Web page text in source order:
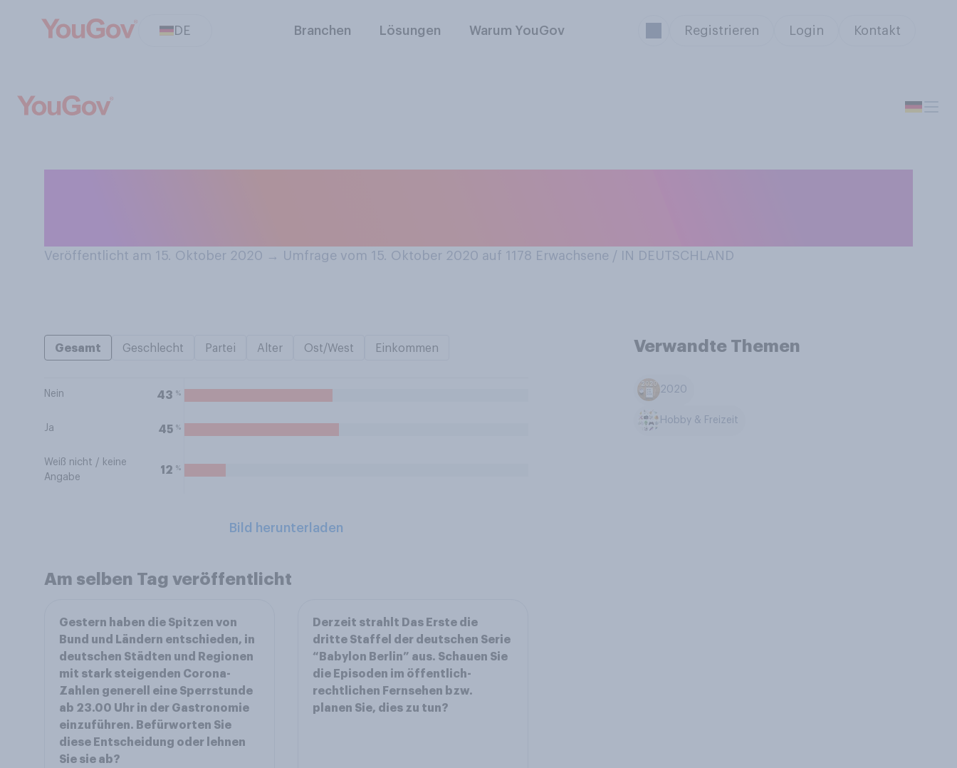
DE Branchen Lösungen Warum YouGov Registrieren Login Kontakt
Veröffentlicht am 15. Oktober 2020 → Umfrage vom 15. Oktober 2020 auf 1178 Erwachsene / IN DEUTSCHLAND
Gesamt Geschlecht Partei Alter Ost/West Einkommen
Nein 43 %
Ja 45 %
Weiß nicht / keine
Angabe
12 %
Bild herunterladen
Verwandte Themen
2020
Hobby & Freizeit
Am selben Tag veröffentlicht
Gestern haben die Spitzen von
Bund und Ländern entschieden, in
deutschen Städten und Regionen
mit stark steigenden Corona-
Zahlen generell eine Sperrstunde
ab 23.00 Uhr in der Gastronomie
einzuführen. Befürworten Sie
diese Entscheidung oder lehnen
Sie sie ab?
Derzeit strahlt Das Erste die
dritte Staffel der deutschen Serie
“Babylon Berlin” aus. Schauen Sie
die Episoden im öffentlich-
rechtlichen Fernsehen bzw.
planen Sie, dies zu tun?